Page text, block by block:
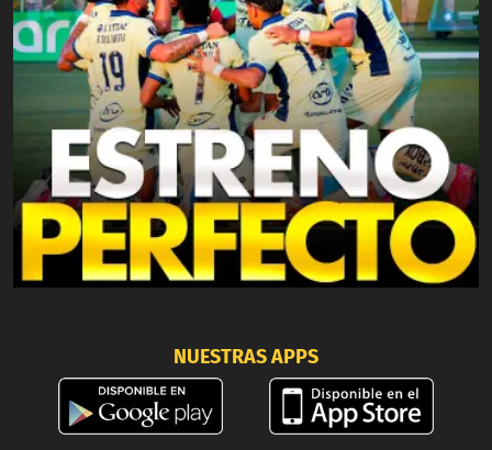
NUESTRAS APPS